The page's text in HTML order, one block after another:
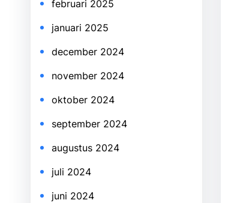
februari 2025
januari 2025
december 2024
november 2024
oktober 2024
september 2024
augustus 2024
juli 2024
juni 2024